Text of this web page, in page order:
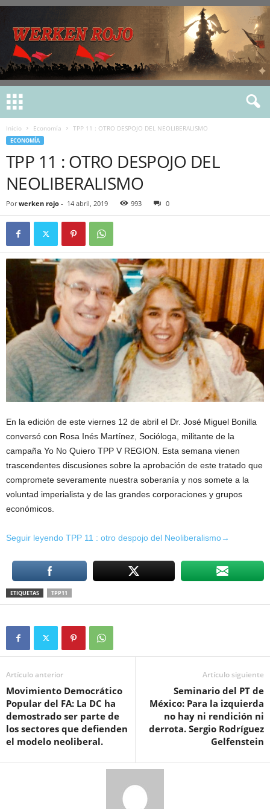
Inicio Economía TPP 11 : OTRO DESPOJO DEL NEOLIBERALISMO
ECONOMÍA
TPP 11 : OTRO DESPOJO DEL
NEOLIBERALISMO
Por werken rojo - 14 abril, 2019 993 0
En la edición de este viernes 12 de abril el Dr. José Miguel Bonilla
conversó con Rosa Inés Martínez, Socióloga, militante de la
campaña Yo No Quiero TPP V REGION. Esta semana vienen
trascendentes discusiones sobre la aprobación de este tratado que
compromete severamente nuestra soberanía y nos somete a la
voluntad imperialista y de las grandes corporaciones y grupos
económicos.
Seguir leyendo TPP 11 : otro despojo del Neoliberalismo→
ETIQUETAS TPP11
Artículo anterior
Movimiento Democrático
Popular del FA: La DC ha
demostrado ser parte de
los sectores que defienden
el modelo neoliberal.
Artículo siguiente
Seminario del PT de
México: Para la izquierda
no hay ni rendición ni
derrota. Sergio Rodríguez
Gelfenstein